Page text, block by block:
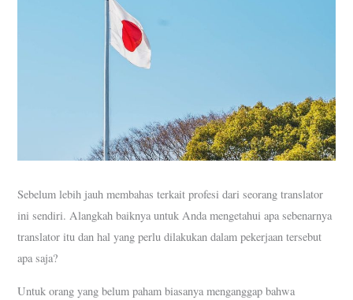
Sebelum lebih jauh membahas terkait profesi dari seorang translator
ini sendiri. Alangkah baiknya untuk Anda mengetahui apa sebenarnya
translator itu dan hal yang perlu dilakukan dalam pekerjaan tersebut
apa saja?
Untuk orang yang belum paham biasanya menganggap bahwa